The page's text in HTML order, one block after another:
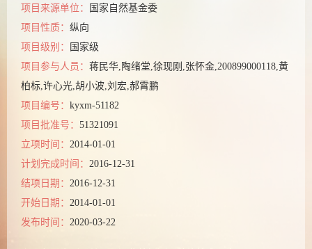
项目来源单位：
国家自然基金委
项目性质： 纵向
项目级别：
国家级
项目参与人员： 蒋民华,陶绪堂,徐现刚,张怀金,200899000118,黄
柏标,许心光,胡小波,刘宏,郝霄鹏
项目编号： kyxm-51182
项目批准号： 51321091
立项时间： 2014-01-01
计划完成时间： 2016-12-31
结项日期： 2016-12-31
开始日期： 2014-01-01
发布时间： 2020-03-22